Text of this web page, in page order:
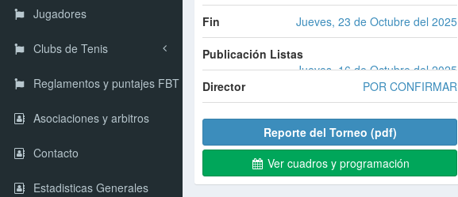
Jugadores
Clubs de Tenis
Reglamentos y puntajes FBT
Asociaciones y arbitros
Contacto
Estadisticas Generales
Fin Jueves, 23 de Octubre del 2025
Publicación Listas
Jueves, 16 de Octubre del 2025
Director
POR CONFIRMAR
Reporte del Torneo (pdf)
Ver cuadros y programación